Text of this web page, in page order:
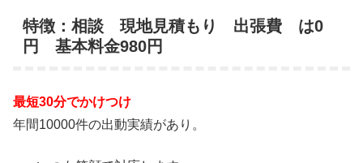
特徴：相談 現地見積もり 出張費 は0
円 基本料金980円
最短30分でかけつけ
年間10000件の出動実績があり。